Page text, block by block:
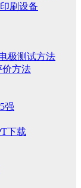
印刷设备
极测试方法
价方法
强
下载